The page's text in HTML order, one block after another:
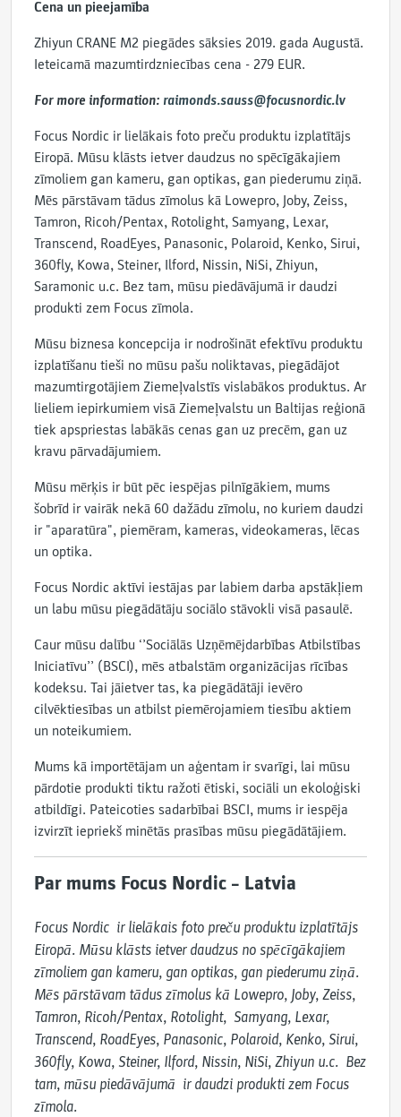
Cena un pieejamība
Zhiyun CRANE M2 piegādes sāksies 2019. gada Augustā.
Ieteicamā mazumtirdzniecības cena - 279 EUR.
For more information: raimonds.sauss@focusnordic.lv
Focus Nordic ir lielākais foto preču produktu izplatītājs
Eiropā. Mūsu klāsts ietver daudzus no spēcīgākajiem
zīmoliem gan kameru, gan optikas, gan piederumu ziņā.
Mēs pārstāvam tādus zīmolus kā Lowepro, Joby, Zeiss,
Tamron, Ricoh/Pentax, Rotolight, Samyang, Lexar,
Transcend, RoadEyes, Panasonic, Polaroid, Kenko, Sirui,
360fly, Kowa, Steiner, Ilford, Nissin, NiSi, Zhiyun,
Saramonic u.c. Bez tam, mūsu piedāvājumā ir daudzi
produkti zem Focus zīmola.
Mūsu biznesa koncepcija ir nodrošināt efektīvu produktu
izplatīšanu tieši no mūsu pašu noliktavas, piegādājot
mazumtirgotājiem Ziemeļvalstīs vislabākos produktus. Ar
lieliem iepirkumiem visā Ziemeļvalstu un Baltijas reģionā
tiek apspriestas labākās cenas gan uz precēm, gan uz
kravu pārvadājumiem.
Mūsu mērķis ir būt pēc iespējas pilnīgākiem, mums
šobrīd ir vairāk nekā 60 dažādu zīmolu, no kuriem daudzi
ir "aparatūra", piemēram, kameras, videokameras, lēcas
un optika.
Focus Nordic aktīvi iestājas par labiem darba apstākļiem
un labu mūsu piegādātāju sociālo stāvokli visā pasaulē.
Caur mūsu dalību ‘’Sociālās Uzņēmējdarbības Atbilstības
Iniciatīvu’’ (BSCI), mēs atbalstām organizācijas rīcības
kodeksu. Tai jāietver tas, ka piegādātāji ievēro
cilvēktiesības un atbilst piemērojamiem tiesību aktiem
un noteikumiem.
Mums kā importētājam un aģentam ir svarīgi, lai mūsu
pārdotie produkti tiktu ražoti ētiski, sociāli un ekoloģiski
atbildīgi. Pateicoties sadarbībai BSCI, mums ir iespēja
izvirzīt iepriekš minētās prasības mūsu piegādātājiem.
Par mums Focus Nordic – Latvia
Focus Nordic  ir lielākais foto preču produktu izplatītājs
Eiropā. Mūsu klāsts ietver daudzus no spēcīgākajiem
zīmoliem gan kameru, gan optikas, gan piederumu ziņā.
Mēs pārstāvam tādus zīmolus kā Lowepro, Joby, Zeiss,
Tamron, Ricoh/Pentax, Rotolight,  Samyang, Lexar,
Transcend, RoadEyes, Panasonic, Polaroid, Kenko, Sirui,
360fly, Kowa, Steiner, Ilford, Nissin, NiSi, Zhiyun u.c.  Bez
tam, mūsu piedāvājumā  ir daudzi produkti zem Focus
zīmola.